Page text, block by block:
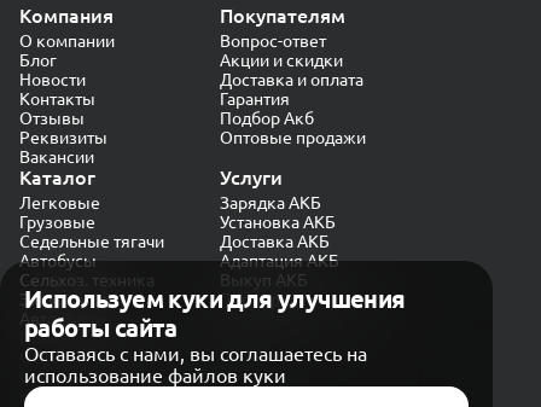
Используем куки для улучшения
работы сайта
Оставаясь с нами, вы соглашаетесь на
использование файлов куки
Компания
О компании
Блог
Новости
Контакты
Отзывы
Реквизиты
Вакансии
Покупателям
Вопрос-ответ
Акции и скидки
Доставка и оплата
Гарантия
Подбор Акб
Оптовые продажи
Каталог
Легковые
Грузовые
Седельные тягачи
Автобусы
Сельхоз. техника
Экскаваторы
Автокраны
Услуги
Зарядка АКБ
Установка АКБ
Доставка АКБ
Адаптация АКБ
Выкуп АКБ
Проверка генератора
Политика конфиденциальности
Обработка персональных данных
Согласие на обработку в «Яндекс.Метрика»
Карта сайта